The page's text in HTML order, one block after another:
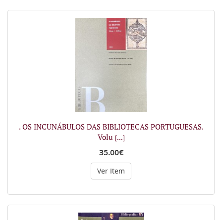
. OS INCUNÁBULOS DAS BIBLIOTECAS PORTUGUESAS.
Volu [...]
35.00€
Ver Item